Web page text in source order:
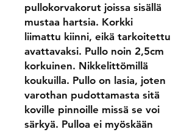
pullokorvakorut joissa sisällä
mustaa hartsia. Korkki
liimattu kiinni, eikä tarkoitettu
avattavaksi. Pullo noin 2,5cm
korkuinen. Nikkelittömillä
koukuilla. Pullo on lasia, joten
varothan pudottamasta sitä
koville pinnoille missä se voi
särkyä. Pulloa ei myöskään